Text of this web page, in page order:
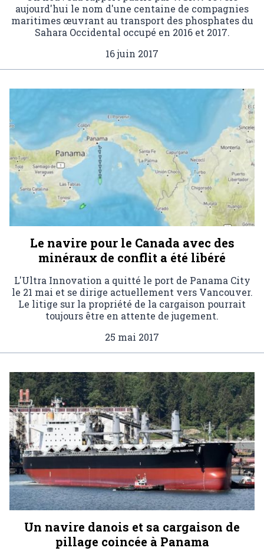
aujourd'hui le nom d'une centaine de compagnies
maritimes œuvrant au transport des phosphates du
Sahara Occidental occupé en 2016 et 2017.
16 juin 2017
Le navire pour le Canada avec des
minéraux de conflit a été libéré
L'Ultra Innovation a quitté le port de Panama City
le 21 mai et se dirige actuellement vers Vancouver.
Le litige sur la propriété de la cargaison pourrait
toujours être en attente de jugement.
25 mai 2017
Un navire danois et sa cargaison de
pillage coincée à Panama